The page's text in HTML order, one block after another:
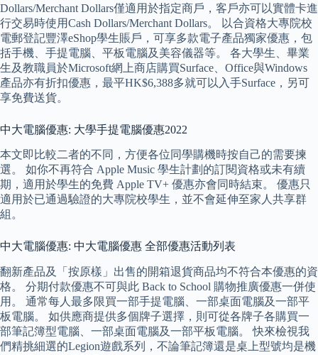
Dollars/Merchant Dollars僅適用於指定商戶，客戶亦可以實體卡進
行交易時使用Cash Dollars/Merchant Dollars。 以合資格大專院校
電郵登記豐澤eShop學生賬戶，可享多款電子產品獨家優惠，包
括手機、手提電腦、平板電腦及美容儀器等。 各大學生、畢業
生及教職員於Microsoft網上商店購買Surface、Office與Windows
產品亦有折扣優惠，最平HK$6,388多就可以入手Surface，另可
享免費送貨。
中大電腦優惠: 大學手提電腦優惠2022
本文即比較二者的不同，方便各位同學購機時按自己的需要揀
選。 如你不再符合 Apple Music 學生計劃的訂閱資格或未有續
期，適用於學生的免費 Apple TV+ 優惠亦會同時結束。 優惠只
適用於已通過驗證的大專院校學生，並不會延伸至家人共享群
組。
中大電腦優惠: 中大電腦優惠 全部優惠活動列表
翻新產品及「按原樣」出售的開箱退貨商品均不符合本優惠的資
格。 分期付款優惠不可與此 Back to School 購物推廣優惠一併使
用。 通常每人最多限買一部手提電腦、一部桌面電腦及一部平
板電腦。 如供應商提供多個牌子選擇，則可從各牌子各購買一
部筆記簿型電腦、一部桌面電腦及一部平板電腦。 快來檢視我
們精挑細選的Legion遊戲系列，不論筆記簿還是桌上型號均是機